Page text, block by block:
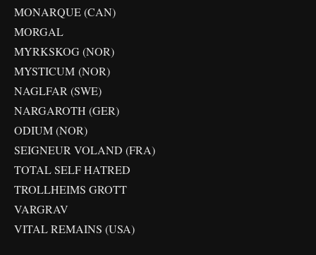
MONARQUE (CAN)
MORGAL
MYRKSKOG (NOR)
MYSTICUM (NOR)
NAGLFAR (SWE)
NARGAROTH (GER)
ODIUM (NOR)
SEIGNEUR VOLAND (FRA)
TOTAL SELF HATRED
TROLLHEIMS GROTT
VARGRAV
VITAL REMAINS (USA)